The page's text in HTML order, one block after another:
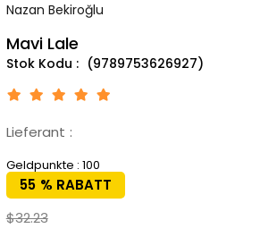
Nazan Bekiroğlu
Mavi Lale
(9789753626927)
Lieferant :
Geldpunkte : 100
%
55
RABATT
$32.23